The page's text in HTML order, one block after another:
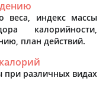
веса, индекс массы
калорийности,
план действий.
при различных видах